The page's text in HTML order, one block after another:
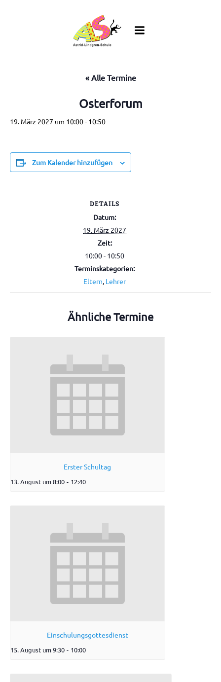
springen
« Alle Termine
Osterforum
19. März 2027 um 10:00- 10:50
Zum Kalender hinzufügen
DETAILS
Datum:
19. März 2027
Zeit:
10:00 - 10:50
Terminskategorien:
Eltern, Lehrer
Ähnliche Termine
Erster Schultag
13. August um 8:00 - 12:40
Einschulungsgottesdienst
15. August um 9:30 - 10:00